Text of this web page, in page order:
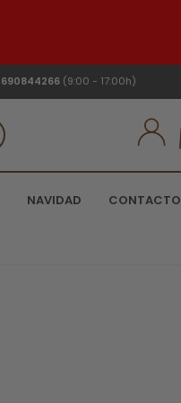
690844266 (9:00 - 17:00h)
NAVIDAD CONTACTO